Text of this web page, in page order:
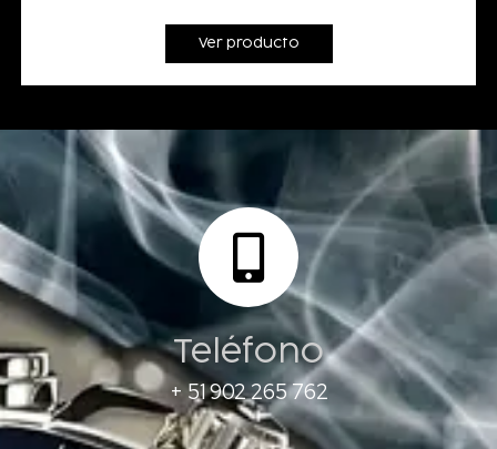
Ver producto
Teléfono
+ 51 902 265 762